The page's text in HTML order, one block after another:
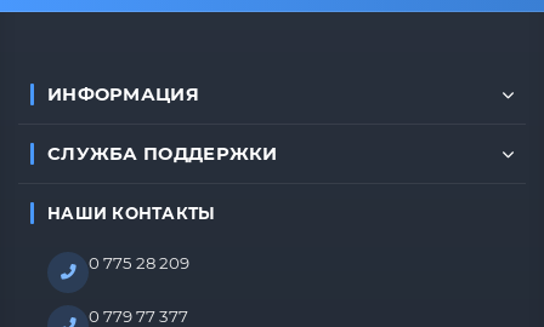
ИНФОРМАЦИЯ
СЛУЖБА ПОДДЕРЖКИ
НАШИ КОНТАКТЫ
0 775 28 209
0 779 77 377